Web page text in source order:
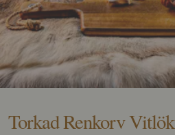
Torkad Renkorv Vitlök